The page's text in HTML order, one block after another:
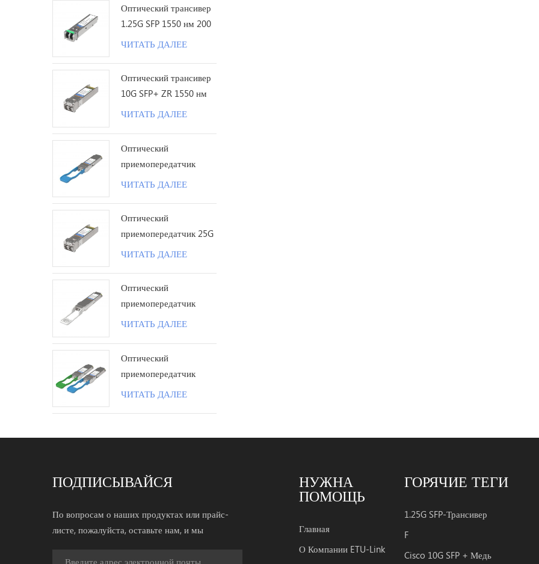
Оптический трансивер
1.25G SFP 1550 нм 200
км LC
ЧИТАТЬ ДАЛЕЕ
Оптический трансивер
10G SFP+ ZR 1550 нм
120 км LC
ЧИТАТЬ ДАЛЕЕ
Оптический
приемопередатчик
100G QSFP28 LR с
ЧИТАТЬ ДАЛЕЕ
Оптический
приемопередатчик 25G
SFP28 ZR 1310 нм 80
ЧИТАТЬ ДАЛЕЕ
Оптический
приемопередатчик
100G QSFP28 ZR4
ЧИТАТЬ ДАЛЕЕ
Оптический
приемопередатчик
100G QSFP28 BIDI 40
ЧИТАТЬ ДАЛЕЕ
ПОДПИСЫВАЙСЯ
По вопросам о наших продуктах или прайс-
листе, пожалуйста, оставьте нам, и мы
НУЖНА
ПОМОЩЬ
Главная
О Компании ETU-Link
ГОРЯЧИЕ ТЕГИ
1.25G SFP-Трансивер
F
Cisco 10G SFP + Медь